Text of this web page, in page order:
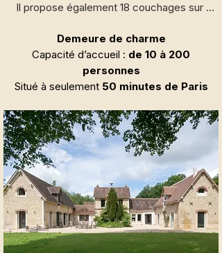
Il propose également 18 couchages sur
Ce lieu est disponible pour tous vos
mariages, baptêmes…
Demeure de charme
Capacité d’accueil : de 10 à 200
personnes
Situé à seulement 50 minutes de Paris